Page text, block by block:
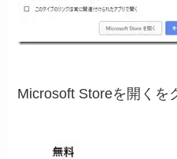
Microsoft Storeを開くを